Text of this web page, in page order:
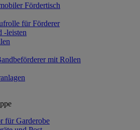
Fördertisch
für Förderer
-leisten
mit Rollen
für Garderobe